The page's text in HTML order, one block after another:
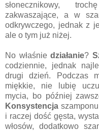
słonecznikowy,
zakwaszające, a w
odkrywczego, jednak z
ale o tym już niżej.
No właśniedziałanie?
codziennie, jednak
drugi dzień. Podczas
miękkie, nie lubię
mycia, bo później
Konsystencja
i raczej dość gęsta,
włosów, dodatkowo